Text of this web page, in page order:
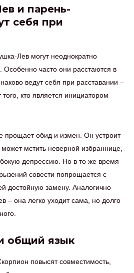
и парень-
себя при
Лев могут неоднократно
Особенно часто они расстаются в
ведут себя при расставании –
кто является инициатором
прощает обид и измен. Он устроит
мстить неверной избраннице,
депрессию. Но в то же время
совести попрощается с
достойную замену. Аналогично
– она легко уходит сама, но долго
общий язык
повысят совместимость,